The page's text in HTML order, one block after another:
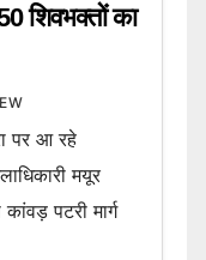
शिवभक्तों का
पर आ रहे
मयूर
कांवड़ पटरी मार्ग